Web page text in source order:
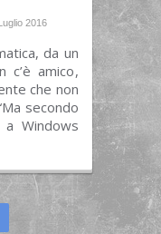
2016
da un
c’è amico,
che non
secondo
Windows